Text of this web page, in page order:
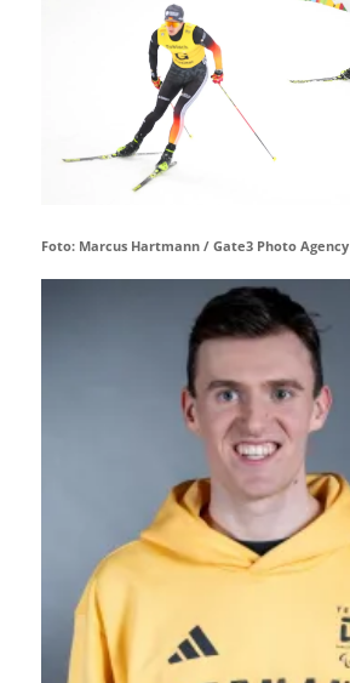
Foto: Marcus Hartmann / Gate3 Photo Agency